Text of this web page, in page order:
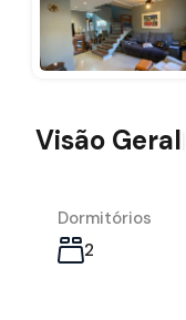
Visão Geral
Dormitórios
2